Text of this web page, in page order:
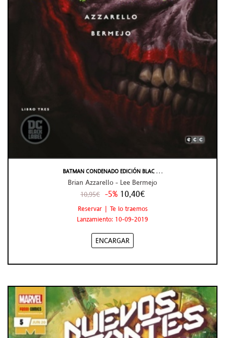
BATMAN CONDENADO EDICIÓN BLAC . . .
Brian Azzarello - Lee Bermejo
10,95€ -5% 10,40€
Reservar | Te lo traemos
Lanzamiento: 10-09-2019
ENCARGAR